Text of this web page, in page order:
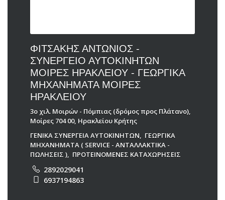
ΦΙΤΣΑΚΗΣ ΑΝΤΩΝΙΟΣ -
ΣΥΝΕΡΓΕΙΟ ΑΥΤΟΚΙΝΗΤΩΝ
ΜΟΙΡΕΣ ΗΡΑΚΛΕΙΟΥ - ΓΕΩΡΓΙΚΑ
ΜΗΧΑΝΗΜΑΤΑ ΜΟΙΡΕΣ
ΗΡΑΚΛΕΙΟΥ
3ο χιλ. Μοιρών - Πόμπιας (δρόμος προς Πλάτανο),
Μοίρες 704 00, Ηρακλείου Κρήτης
ΓΕΝΙΚΑ ΣΥΝΕΡΓΕΙΑ ΑΥΤΟΚΙΝΗΤΩΝ, ΓΕΩΡΓΙΚΑ
ΜΗΧΑΝΗΜΑΤΑ ( SERVICE - ΑΝΤΑΛΛΑΚΤΙΚΑ -
ΠΩΛΗΣΕΙΣ ), ΠΡΟΤΕΙΝΟΜΕΝΕΣ ΚΑΤΑΧΩΡΗΣΕΙΣ
2892029041
6937194863